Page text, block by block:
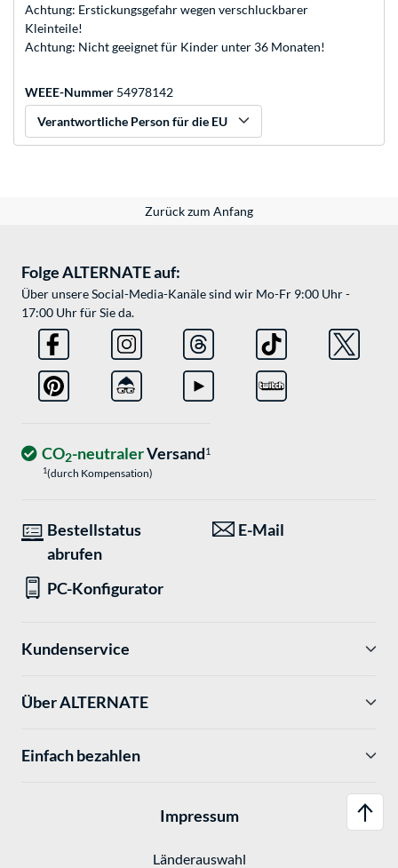
Achtung: Erstickungsgefahr wegen verschluckbarer
Kleinteile!
Achtung: Nicht geeignet für Kinder unter 36 Monaten!
WEEE-Nummer 54978142
Verantwortliche Person für die EU
Zurück zum Anfang
Folge ALTERNATE auf:
Über unsere Social-Media-Kanäle sind wir Mo-Fr 9:00 Uhr -
17:00 Uhr für Sie da.
CO2-neutralerVersand1
1(durch Kompensation)
Bestellstatus
abrufen
E-Mail
PC-Konfigurator
Kundenservice
Über ALTERNATE
Einfach bezahlen
Impressum
Länderauswahl